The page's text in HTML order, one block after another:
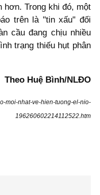
hơn. Trong khi đó, một
trên là "tin xấu" đối
cầu đang chịu nhiều
trạng thiếu hụt phân
Theo Huệ Bình/NLĐO
moi-nhat-ve-hien-tuong-el-nio-
196260602214112522.htm